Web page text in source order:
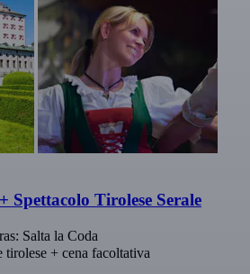
Spettacolo Tirolese Serale
Salta la Coda
tirolese + cena facoltativa